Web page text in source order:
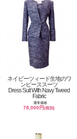
ネイビーツィード生地のワ
ンピーススーツ
Dress Suit With Navy Tweed
Fabric
通常価格
78,000円(税別)